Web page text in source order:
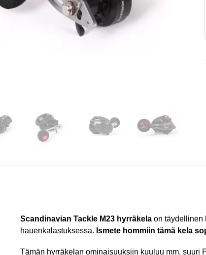
Scandinavian Tackle M23 hyrräkela on täydellinen
hauenkalastuksessa. Ismete hommiin tämä kela
Tämän hyrräkelan ominaisuuksiin kuuluu mm. suuri